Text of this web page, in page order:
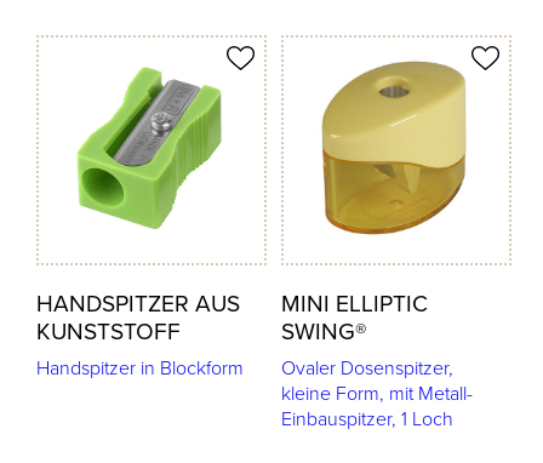
HANDSPITZER AUS
KUNSTSTOFF
Handspitzer in Blockform
merken
MINI ELLIPTIC
SWING®
Ovaler Dosenspitzer,
kleine Form, mit Metall-
Einbauspitzer, 1 Loch
Produkt merken